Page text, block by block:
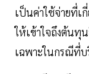
เป็นค่าใช้จ่ายที่เ
ให้เข้าใจถึงต้นทุ
เฉพาะในกรณีที่บ